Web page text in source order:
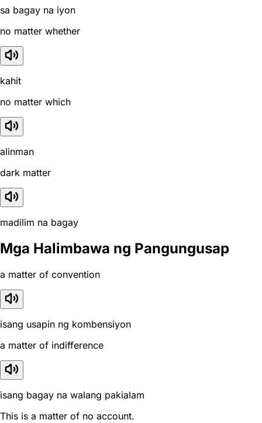
sa bagay na iyon
no matter whether
kahit
no matter which
alinman
dark matter
madilim na bagay
Mga Halimbawa ng Pangungusap
a matter of convention
isang usapin ng kombensiyon
a matter of indifference
isang bagay na walang pakialam
This is a matter of no account.